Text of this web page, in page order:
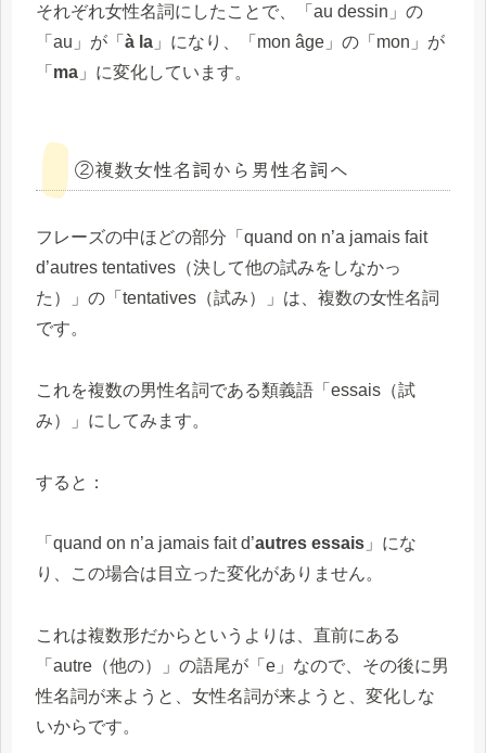
それぞれ女性名詞にしたことで、「au dessin」の
「au」が「 à la 」になり、「mon âge」の「mon」が
「 ma 」に変化しています。
②複数女性名詞から男性名詞へ
フレーズの中ほどの部分「quand on n’a jamais fait
d’autres tentatives（決して他の試みをしなかっ
た）」の「tentatives（試み）」は、複数の女性名詞
です。
これを複数の男性名詞である類義語「essais（試
み）」にしてみます。
すると：
「quand on n’a jamais fait d’autres essais 」にな
り、この場合は目立った変化がありません。
これは複数形だからというよりは、直前にある
「autre（他の）」の語尾が「e」なので、その後に男
性名詞が来ようと、女性名詞が来ようと、変化しな
いからです。